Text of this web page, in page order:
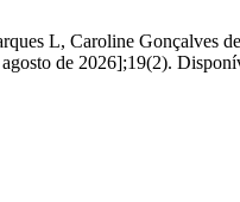
L, Caroline
de 2026];19(2).